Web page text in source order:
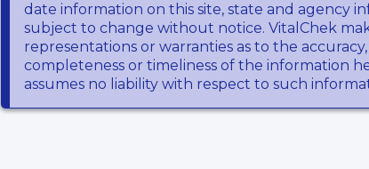
date information on this site, state and agency
subject to change without notice. VitalChek
representations or warranties as to the accuracy,
completeness or timeliness of the information
assumes no liability with respect to such